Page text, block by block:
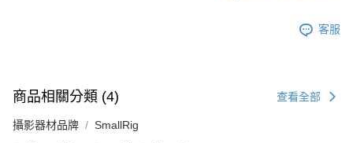
客服
商品相關分類 (4) 查看全部
攝影器材品牌 SmallRig